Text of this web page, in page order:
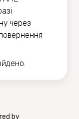
через
by